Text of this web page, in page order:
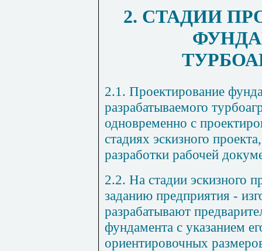
2. СТАДИИ
2.1. Проектирование
разрабатываемого
одновременно с
стадиях эскизного
разработки рабочей
2.2. На стадии эскизного
заданию предприятия -
разрабатывают
фундамента с указанием
ориентировочных